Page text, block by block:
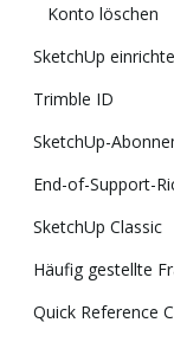
Konto löschen
SketchUp
Trimble ID
SketchUp-
End-of-Support-
SketchUp Classic
Häufig gestellte
Quick Reference